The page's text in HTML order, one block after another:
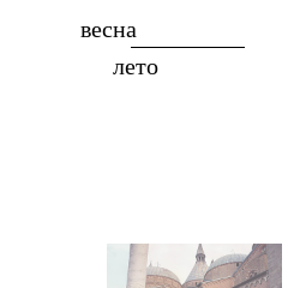
весна
лето